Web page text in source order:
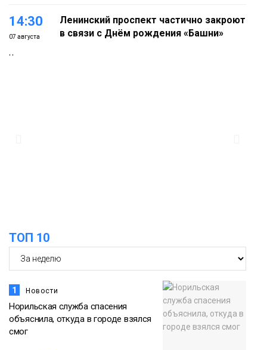
14:30
07 августа
Новости
Ленинский проспект частично закроют
в связи с Днём рождения «Башни»
07 августа
Общество
ТОП 10
1 Новости
Норильская служба спасения
объяснила, откуда в городе взялся
смог